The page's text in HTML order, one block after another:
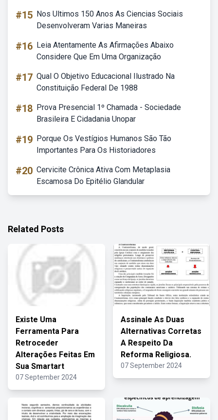
#15 Nos Ultimos 150 Anos As Ciencias Sociais
Desenvolveram Varias Maneiras
#16 Leia Atentamente As Afirmações Abaixo
Considere Que Em Uma Organização
#17 Qual O Objetivo Educacional Ilustrado Na
Constituição Federal De 1988
#18 Prova Presencial 1º Chamada - Sociedade
Brasileira E Cidadania Unopar
#19 Porque Os Vestígios Humanos São Tão
Importantes Para Os Historiadores
#20 Cervicite Crônica Ativa Com Metaplasia
Escamosa Do Epitélio Glandular
Related Posts
Existe Uma
Ferramenta Para
Retroceder
Alterações Feitas Em
Sua Smartart
07 September 2024
Assinale As Duas
Alternativas Corretas
A Respeito Da
Reforma Religiosa.
07 September 2024